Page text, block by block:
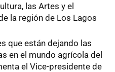
las Artes y el
la región de Los Lagos
que están dejando las
en el mundo agrícola del
el Vice-presidente de